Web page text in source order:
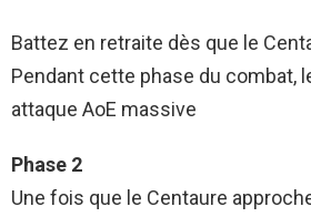
Battez en retraite dès que le
Pendant cette phase du combat,
attaque AoE massive
Phase 2
Une fois que le Centaure